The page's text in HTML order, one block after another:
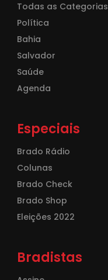
Todas as Categorias
Política
Bahia
Salvador
Saúde
Agenda
Especiais
Brado Rádio
Colunas
Brado Check
Brado Shop
Eleições 2022
Bradistas